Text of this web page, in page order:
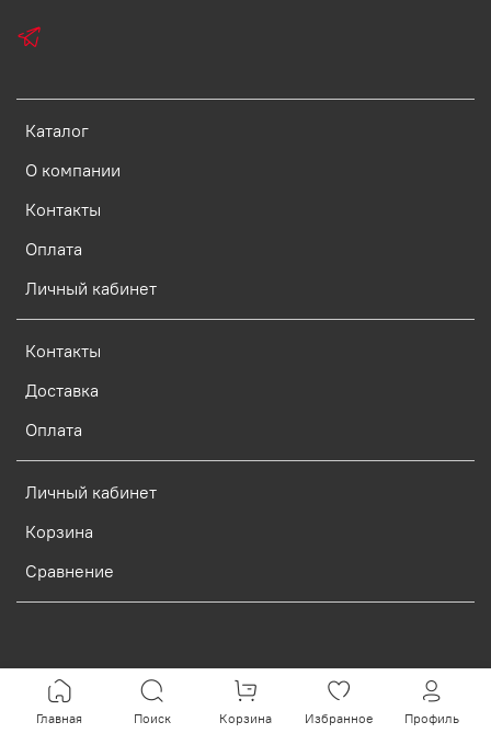
Каталог
О компании
Контакты
Оплата
Личный кабинет
Контакты
Доставка
Оплата
Личный кабинет
Корзина
Сравнение
Главная Поиск Корзина Избранное Профиль
Verification: d773dcf9c7c1c3e0